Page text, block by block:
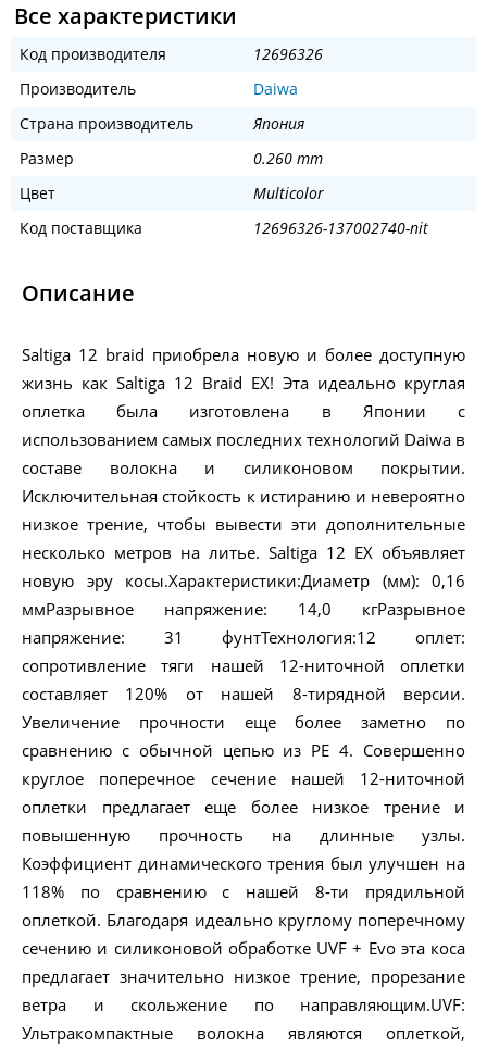
Все характеристики
Код производителя
12696326
Производитель
Daiwa
Страна производитель
Япония
Размер
0.260 mm
Цвет
Multicolor
Код поставщика
12696326-137002740-nit
Описание
Saltiga 12 braid приобрела новую и более доступную
жизнь как Saltiga 12 Braid EX! Эта идеально круглая
оплетка была изготовлена ​​в Японии с
использованием самых последних технологий Daiwa в
составе волокна и силиконовом покрытии.
Исключительная стойкость к истиранию и невероятно
низкое трение, чтобы вывести эти дополнительные
несколько метров на литье. Saltiga 12 EX объявляет
новую эру косы.Характеристики:Диаметр (мм): 0,16
ммРазрывное напряжение: 14,0 кгРазрывное
напряжение: 31 фунтТехнология:12 оплет:
сопротивление тяги нашей 12-ниточной оплетки
составляет 120% от нашей 8-тирядной версии.
Увеличение прочности еще более заметно по
сравнению с обычной цепью из PE 4. Совершенно
круглое поперечное сечение нашей 12-ниточной
оплетки предлагает еще более низкое трение и
повышенную прочность на длинные узлы.
Коэффициент динамического трения был улучшен на
118% по сравнению с нашей 8-ти прядильной
оплеткой. Благодаря идеально круглому поперечному
сечению и силиконовой обработке UVF + Evo эта коса
предлагает значительно низкое трение, прорезание
ветра и скольжение по направляющим.UVF:
Ультракомпактные волокна являются оплеткой,